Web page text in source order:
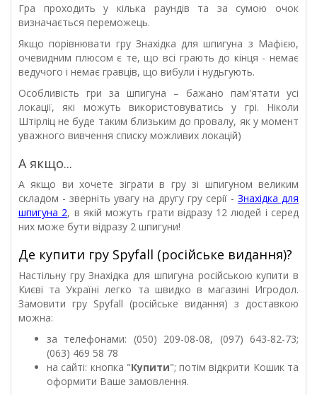
Гра проходить у кілька раундів та за сумою очок
визначається переможець.
Якщо порівнювати гру Знахідка для шпигуна з Мафією,
очевидним плюсом є те, що всі грають до кінця - немає
ведучого і немає гравців, що вибули і нудьгують.
Особливість гри за шпигуна – бажано пам'ятати усі
локації, які можуть використовуватись у грі. Ніколи
Штірліц не буде таким близьким до провалу, як у момент
уважного вивчення списку можливих локацій)
А якщо...
А якщо ви хочете зіграти в гру зі шпигуном великим
складом - зверніть увагу на другу гру серії - Знахідка для
шпигуна 2, в якій можуть грати відразу 12 людей і серед
них може бути відразу 2 шпигуни!
Де купити гру Spyfall (російське видання)?
Настільну гру Знахідка для шпигуна російською купити в
Києві та Україні легко та швидко в магазині Игродол.
Замовити гру Spyfall (російське видання) з доставкою
можна:
за телефонами: (050) 209-08-08, (097) 643-82-73;
(063) 469 58 78
на сайті: кнопка "Купити"; потім відкрити Кошик та
оформити Ваше замовлення.